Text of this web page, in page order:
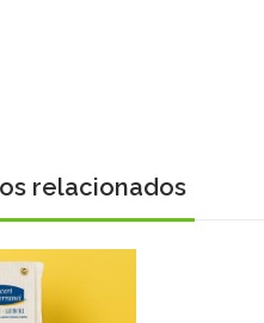
relacionados